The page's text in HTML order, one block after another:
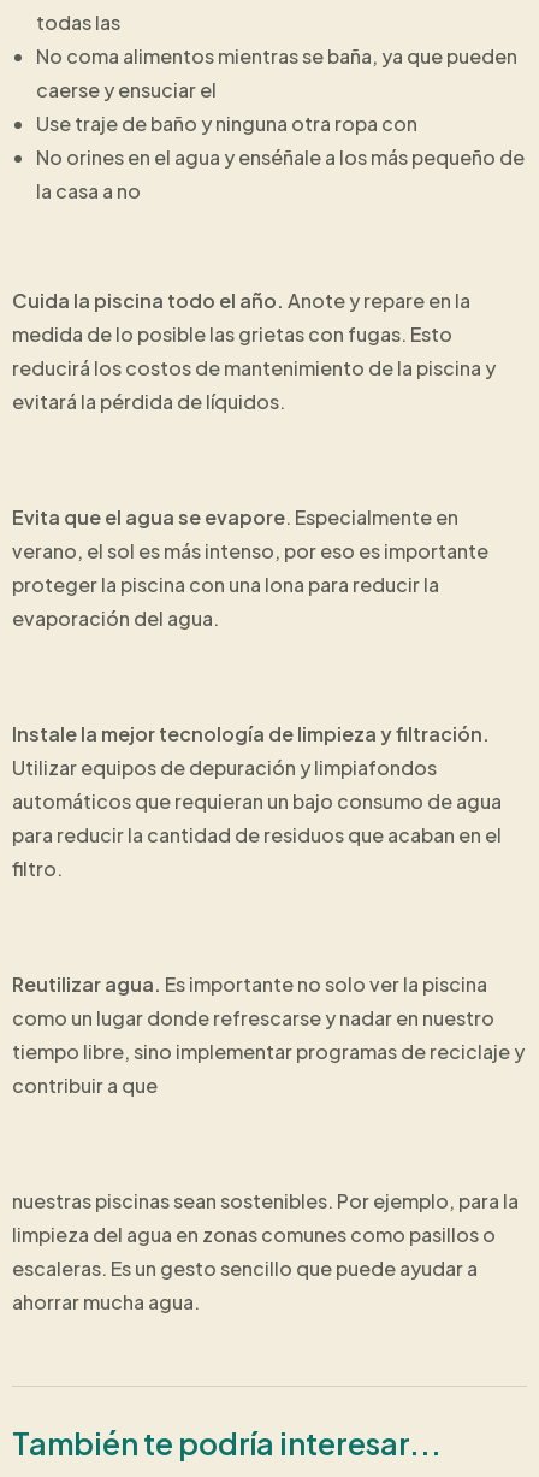
todas las
No coma alimentos mientras se baña, ya que pueden
caerse y ensuciar el
Use traje de baño y ninguna otra ropa con
No orines en el agua y enséñale a los más pequeño de
la casa a no
Cuida la piscina todo el año. Anote y repare en la
medida de lo posible las grietas con fugas. Esto
reducirá los costos de mantenimiento de la piscina y
evitará la pérdida de líquidos.
Evita que el agua se evapore. Especialmente en
verano, el sol es más intenso, por eso es importante
proteger la piscina con una lona para reducir la
evaporación del agua.
Instale la mejor tecnología de limpieza y filtración.
Utilizar equipos de depuración y limpiafondos
automáticos que requieran un bajo consumo de agua
para reducir la cantidad de residuos que acaban en el
filtro.
Reutilizar agua. Es importante no solo ver la piscina
como un lugar donde refrescarse y nadar en nuestro
tiempo libre, sino implementar programas de reciclaje y
contribuir a que
nuestras piscinas sean sostenibles. Por ejemplo, para la
limpieza del agua en zonas comunes como pasillos o
escaleras. Es un gesto sencillo que puede ayudar a
ahorrar mucha agua.
También te podría interesar...